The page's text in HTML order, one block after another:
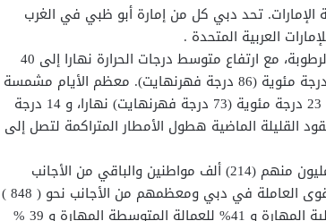
5% تقريبا من مساحة الإمارات. تحد دبي كل من إمارة أبو ظبي في الغرب
العربية المتحدة .
تتميز دبي بمناخ حار جدا في الصيف ، والرياح مشبعة بالرطوبة، مع ارتفاع متوسط درجات الحرارة نهارا إلى 40
درجة (104 درجة فهرنهايت) وتهبط ليلا إلى حوالي 30 درجة مئوية (86 درجة فهرنهايت). معظم الأيام مشمسة
على مدار العام. الشتاء دافئ مع متوسط درجات الحرارة 23 درجة مئوية (73 درجة فهرنهايت) نهارا، و 14 درجة
القليلة الماضية هطول الأمطار المتراكمة لتصل إلى
ويبلغ عدد سكانها حسب إحصاء 2008 عام نحو (2,262) مليون منهم (214) ألف مواطنين والباقي من الأجانب
الذين يشكلون 90,5% من إجمالي السكان . يبلغ حجم القوى العاملة في دبي ومعظمهم من الأجانب نحو ( 848 )
ألف عامل في عام 2005 موزعة بواقع 20% للعمالة العالية المهارة و 41% للعمالة المتوسطة المهارة و 39 %